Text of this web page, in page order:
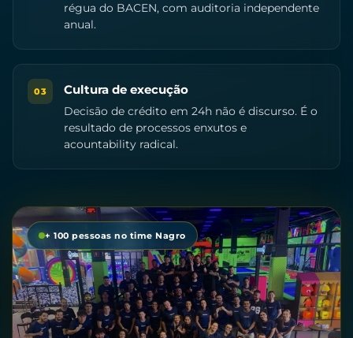
régua do BACEN, com auditoria independente
anual.
03 Cultura de execução
Decisão de crédito em 24h não é discurso. É o
resultado de processos enxutos e
acountability radical.
+ 100 pessoas no time Nagro